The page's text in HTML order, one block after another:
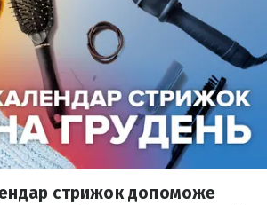
стрижок допоможе